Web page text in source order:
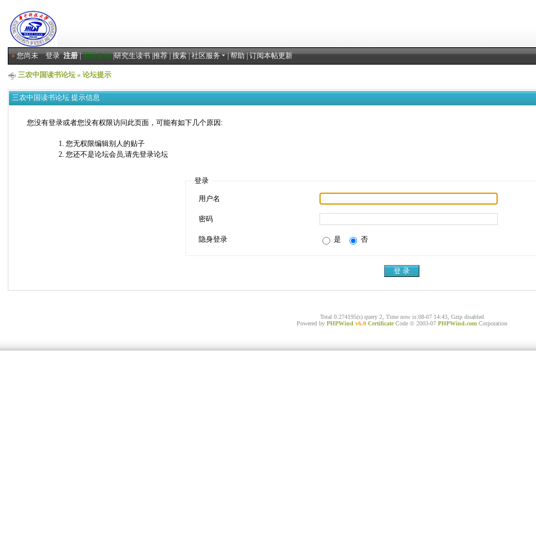
»您尚未登录 注册|返回主站|研究生读书|推荐|搜索|社区服务 |帮助|订阅本帖更新
三农中国读书论坛 » 论坛提示
三农中国读书论坛 提示信息
您没有登录或者您没有权限访问此页面，可能有如下几个原因:
您无权限编辑别人的贴子
您还不是论坛会员,请先登录论坛
登录
用户名
密码
隐身登录 是 否
Total 0.274195(s) query 2, Time now is:08-07 14:43, Gzip disabled
Powered by PHPWind v6.0 Certificate Code © 2003-07 PHPWind.com Corporation